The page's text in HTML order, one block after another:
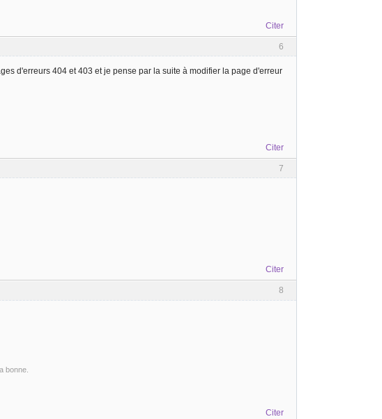
Citer
6
d'erreurs 404 et 403 et je pense par la suite à modifier la page d'erreur
Citer
7
Citer
8
bonne.
Citer